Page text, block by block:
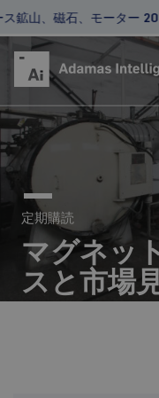
山、磁石、モーター
定期購読
マグネッ
スと市場